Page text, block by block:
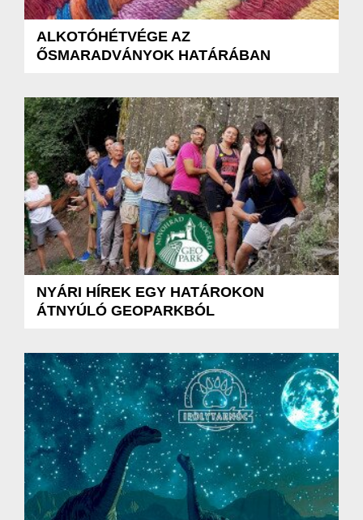
ALKOTÓHÉTVÉGE AZ
ŐSMARADVÁNYOK HATÁRÁBAN
NYÁRI HÍREK EGY HATÁROKON
ÁTNYÚLÓ GEOPARKBÓL